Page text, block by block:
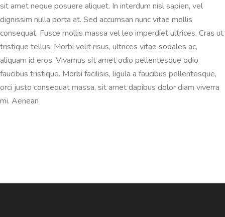
sit amet neque posuere aliquet. In interdum nisl sapien, vel
dignissim nulla porta at. Sed accumsan nunc vitae mollis
consequat. Fusce mollis massa vel leo imperdiet ultrices. Cras ut
tristique tellus. Morbi velit risus, ultrices vitae sodales ac,
aliquam id eros. Vivamus sit amet odio pellentesque odio
faucibus tristique. Morbi facilisis, ligula a faucibus pellentesque,
orci justo consequat massa, sit amet dapibus dolor diam viverra
mi. Aenean